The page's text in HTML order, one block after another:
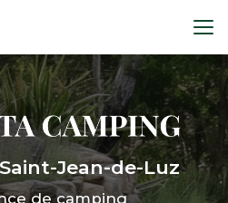
Jean-de-Luz
de camping